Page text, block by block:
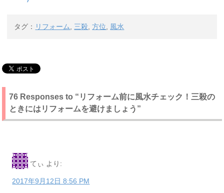
タグ： リフォーム,三殺,方位, 風水
76 Responses to “リフォーム前に風水チェック！三殺の
ときにはリフォームを避けましょう”
てぃ より:
2017年9月12日 8:56 PM